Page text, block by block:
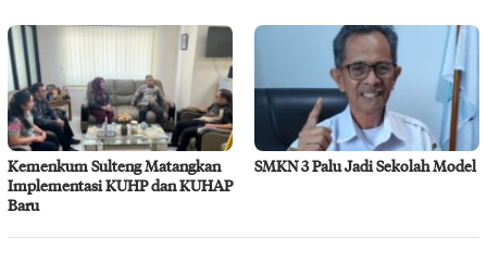
Kemenkum Sulteng Matangkan
Implementasi KUHP dan KUHAP
Baru
SMKN 3 Palu Jadi Sekolah Model